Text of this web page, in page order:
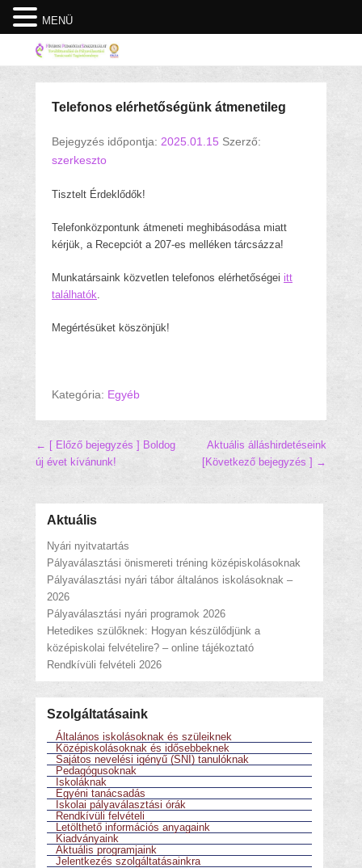
Telefonos elérhetőségünk átmenetileg
Bejegyzés időpontja: 2025.01.15 Szerző:
szerkeszto
Tisztelt Érdeklődők!
Telefonközpontunk átmeneti meghibásodása miatt
kérjük, a Recepciót a 207-es melléken tárcsázza!
Munkatársaink közvetlen telefonos elérhetőségei itt
találhatók.
Megértésüket köszönjük!
Kategória: Egyéb
Hozzászólás navigáció
← [ Előző bejegyzés ] Boldog
új évet kívánunk!
Aktuális álláshirdetéseink
[Következő bejegyzés ] →
Aktuális
Nyári nyitvatartás
Pályaválasztási önismereti tréning középiskolásoknak
Pályaválasztási nyári tábor általános iskolásoknak –
2026
Pályaválasztási nyári programok 2026
Hetedikes szülőknek: Hogyan készülődjünk a
középiskolai felvételire? – online tájékoztató
Rendkívüli felvételi 2026
Szolgáltatásaink
Általános iskolásoknak és szüleiknek
Középiskolásoknak és idősebbeknek
Sajátos nevelési igényű (SNI) tanulóknak
Pedagógusoknak
Iskoláknak
Egyéni tanácsadás
Iskolai pályaválasztási órák
Rendkívüli felvételi
Letölthető információs anyagaink
Kiadványaink
Aktuális programjaink
Jelentkezés szolgáltatásainkra
MENÜ